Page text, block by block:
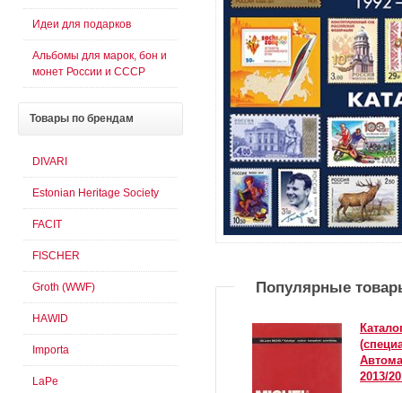
Популярные
2013/
Идеи для подарков
Альбомы для марок, бон и
монет России и СССР
Товары по брендам
DIVARI
Estonian Heritage Society
FACIT
FISCHER
Groth (WWF)
HAWID
Importa
LaPe